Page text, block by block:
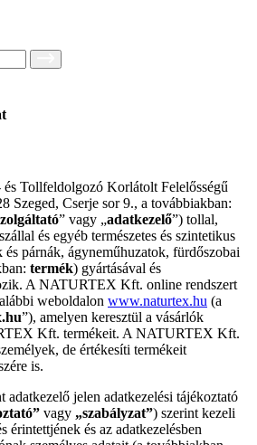
Tollfeldolgozó Korlátolt Felelősségű
Szeged, Cserje sor 9., a továbbiakban:
” vagy „adatkezelő”) tollal,
és egyéb természetes és szintetikus
párnák, ágyneműhuzatok, fürdőszobai
termék) gyártásával és
A NATURTEX Kft. online rendszert
weboldalon www.naturtex.hu (a
”), amelyen keresztül a vásárlók
Kft. termékeit. A NATURTEX Kft.
de értékesíti termékeit
is.
jelen adatkezelési tájékoztató
vagy „szabályzat”) szerint kezeli
érintettjének és az adatkezelésben